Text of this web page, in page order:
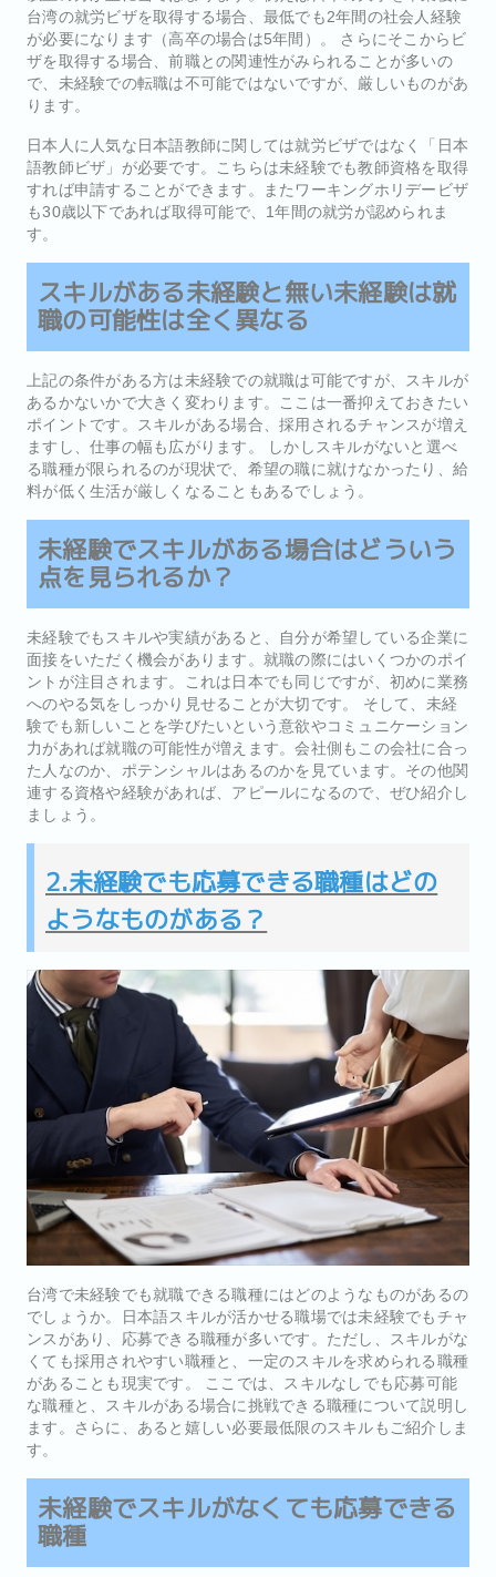
台湾の就労ビザを取得する場合、最低でも2年間の社会人経験
が必要になります（高卒の場合は5年間）。 さらにそこからビ
ザを取得する場合、前職との関連性がみられることが多いの
で、未経験での転職は不可能ではないですが、厳しいものがあ
ります。
日本人に人気な日本語教師に関しては就労ビザではなく「日本
語教師ビザ」が必要です。こちらは未経験でも教師資格を取得
すれば申請することができます。またワーキングホリデービザ
も30歳以下であれば取得可能で、1年間の就労が認められま
す。
スキルがある未経験と無い未経験は就
職の可能性は全く異なる
上記の条件がある方は未経験での就職は可能ですが、スキルが
あるかないかで大きく変わります。ここは一番抑えておきたい
ポイントです。スキルがある場合、採用されるチャンスが増え
ますし、仕事の幅も広がります。 しかしスキルがないと選べ
る職種が限られるのが現状で、希望の職に就けなかったり、給
料が低く生活が厳しくなることもあるでしょう。
未経験でスキルがある場合はどういう
点を見られるか？
未経験でもスキルや実績があると、自分が希望している企業に
面接をいただく機会があります。就職の際にはいくつかのポイ
ントが注目されます。これは日本でも同じですが、初めに業務
へのやる気をしっかり見せることが大切です。 そして、未経
験でも新しいことを学びたいという意欲やコミュニケーション
力があれば就職の可能性が増えます。会社側もこの会社に合っ
た人なのか、ポテンシャルはあるのかを見ています。その他関
連する資格や経験があれば、アピールになるので、ぜひ紹介し
ましょう。
2.未経験でも応募できる職種はどの
ようなものがある？
台湾で未経験でも就職できる職種にはどのようなものがあるの
でしょうか。日本語スキルが活かせる職場では未経験でもチャ
ンスがあり、応募できる職種が多いです。ただし、スキルがな
くても採用されやすい職種と、一定のスキルを求められる職種
があることも現実です。 ここでは、スキルなしでも応募可能
な職種と、スキルがある場合に挑戦できる職種について説明し
ます。さらに、あると嬉しい必要最低限のスキルもご紹介しま
す。
未経験でスキルがなくても応募できる
職種